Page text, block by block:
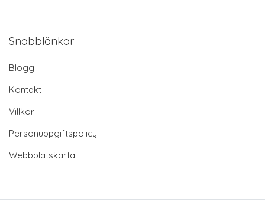
Snabblänkar
Blogg
Kontakt
Villkor
Personuppgiftspolicy
Webbplatskarta